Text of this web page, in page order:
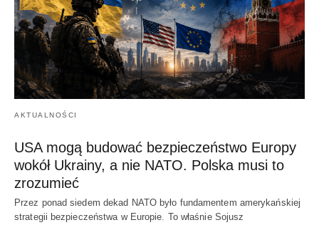
AKTUALNOŚCI
USA mogą budować bezpieczeństwo Europy
wokół Ukrainy, a nie NATO. Polska musi to
zrozumieć
Przez ponad siedem dekad NATO było fundamentem amerykańskiej
strategii bezpieczeństwa w Europie. To właśnie Sojusz